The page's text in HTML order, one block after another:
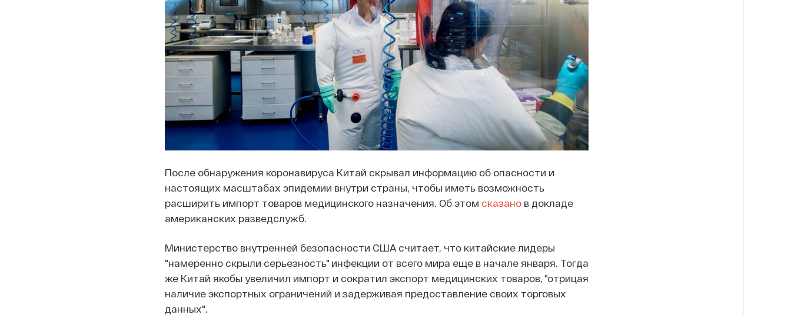
После обнаружения коронавируса Китай скрывал информацию об опасности и
настоящих масштабах эпидемии внутри страны, чтобы иметь возможность
расширить импорт товаров медицинского назначения. Об этом сказанов докладе
американских разведслужб.
Министерство внутренней безопасности США считает, что китайские лидеры
"намеренно скрыли серьезность" инфекции от всего мира еще в начале января. Тогда
же Китай якобы увеличил импорт и сократил экспорт медицинских товаров, "отрицая
наличие экспортных ограничений и задерживая предоставление своих торговых
данных".